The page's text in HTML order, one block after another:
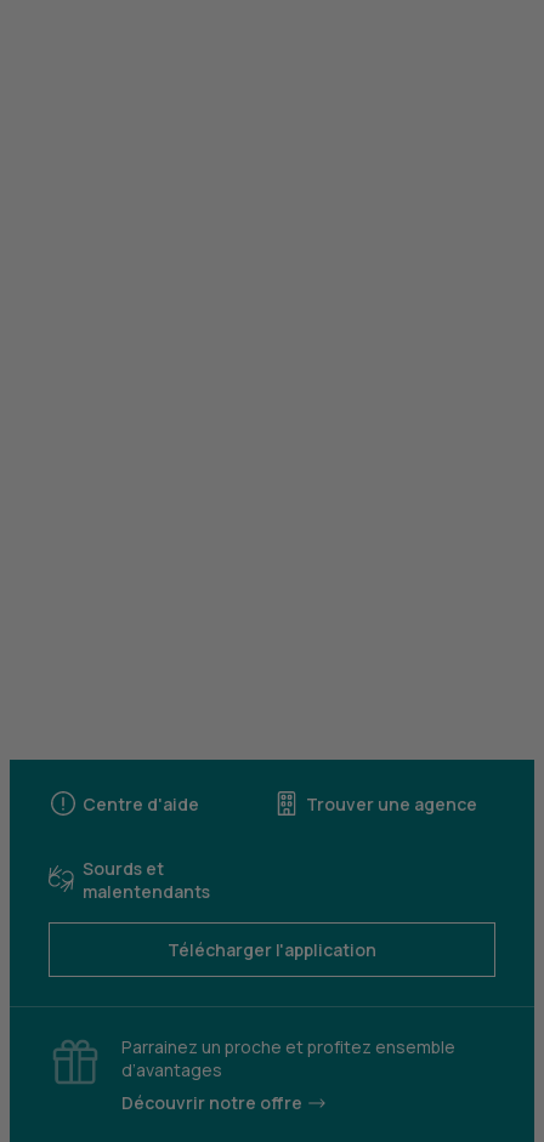
Centre d'aide Trouver une agence
Sourds et
malentendants
Télécharger l'application
Parrainez un proche et profitez ensemble
d’avantages
Découvrir notre offre